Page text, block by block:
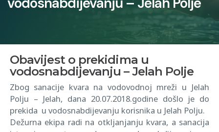
Obavijest o prekidima u
vodosnabdijevanju – Jelah Polje
Zbog sanacije kvara na vodovodnoj mreži u Jelah
Polju – Jelah, dana 20.07.2018.godine došlo je do
prekida u vodosnabdijevanju korisnika u Jelah Polju.
Dežurna ekipa radi na otkljanjanju kvara, a sanacija